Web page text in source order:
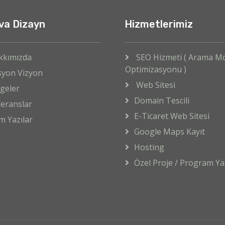
Dizayn
Vizyon
Yazılar
Hizmetlerimiz
SEO Hizmeti ( Arama
Optimizasyonu )
Web Sitesi
Domain Tescili
E-Ticaret Web Sitesi
Google Maps Kayıt
Hosting
Özel Proje / Program